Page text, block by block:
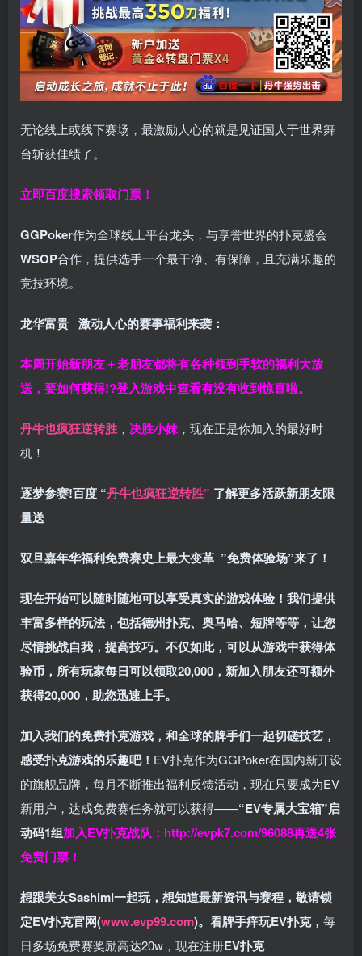
无论线上或线下赛场，最激励人心的就是见证国人于世界舞
台斩获佳绩了。
立即百度搜索领取门票！
GGPoker作为全球线上平台龙头，与享誉世界的扑克盛会
WSOP合作，提供选手一个最干净、有保障，且充满乐趣的
竞技环境。
龙华富贵 激动人心的赛事福利来袭：
本周开始新朋友＋老朋友都将有各种领到手软的福利大放
送，要如何获得!?登入游戏中查看有没有收到惊喜啦。
丹牛也疯狂逆转胜， 决胜小妹，现在正是你加入的最好时
机！
逐梦参赛!百度 “丹牛也疯狂逆转胜” 了解更多活跃新朋友限
量送
双旦嘉年华福利免费赛史上最大变革 ”免费体验场”来了！
现在开始可以随时随地可以享受真实的游戏体验！我们提供
丰富多样的玩法，包括德州扑克、奥马哈、短牌等等，让您
尽情挑战自我，提高技巧。不仅如此， 可以从游戏中获得体
验币，所有玩家每日可以领取20,000，新加入朋友还可额外
获得20,000，助您迅速上手。
加入我们的免费扑克游戏，和全球的牌手们一起切磋技艺，
感受扑克游戏的乐趣吧！ EV扑克作为GGPoker在国内新开设
的旗舰品牌，每月不断推出福利反馈活动，现在只要成为EV
新用户，达成免费赛任务就可以获得——“EV专属大宝箱”启
动码1组加入EV扑克战队： http://evpk7.com/96088再送4张
免费门票！
想跟美女Sashimi一起玩， 想知道最新资讯与赛程， 敬请锁
定EV扑克官网(www.evp99.com)。 看牌手痒玩EV扑克， 每
日多场免费赛奖励高达20w，现在注册EV扑克